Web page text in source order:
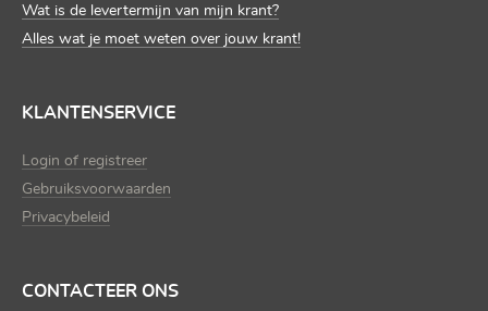
Wat is de levertermijn van mijn krant?
Alles wat je moet weten over jouw krant!
KLANTENSERVICE
Login of registreer
Gebruiksvoorwaarden
Privacybeleid
CONTACTEER ONS